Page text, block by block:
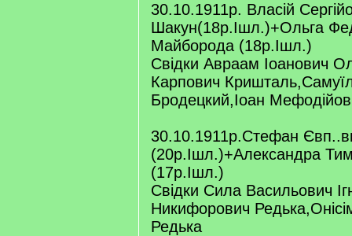
30.10.1911р. Власій
Шакун(18р.Ішл.)+Ольга
Майборода (18р.Ішл.)
Свідки Авраам Іоанович
Карпович
Бродецкий,Іоан
30.10.1911р.Стефан
(20р.Ішл.)+Александра
(17р.Ішл.)
Свідки Сила Васильович
Никифорович
Редька